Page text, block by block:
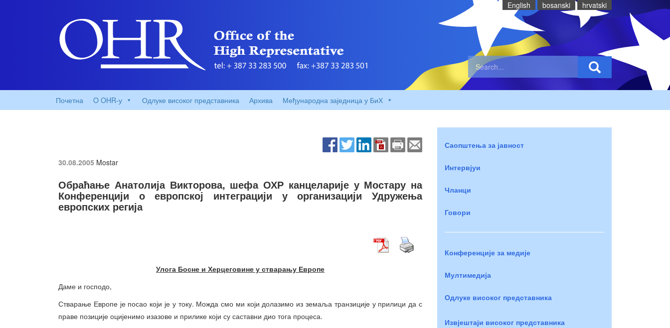
English bosanski hrvatski
Почетна O OHR-у Одлуке високог представника Архива Међународна заједница у БиХ
30.08.2005 Mostar
Обраћање Анатолија Викторова, шефа ОХР канцеларије у Мостару на
Конференцији о европској интеграцији у организацији Удружења
европских регија
Улога Босне и Херцеговине у стварању Европе
Даме и господо,
Стварање Европе је посао који је у току. Можда смо ми који долазимо из земаља транзиције у прилици да с
праве позиције оцијенимо изазове и прилике који су саставни дио тога процеса.
Саопштења за јавност
Интервјуи
Чланци
Говори
Конференције за медије
Мултимедија
Одлуке високог представника
Извјештаји високог представника